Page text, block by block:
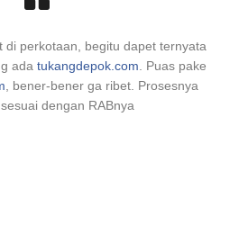
di perkotaan, begitu dapet ternyata
ada tukangdepok.com . Puas pake
, bener-bener ga ribet. Prosesnya
dengan RABnya